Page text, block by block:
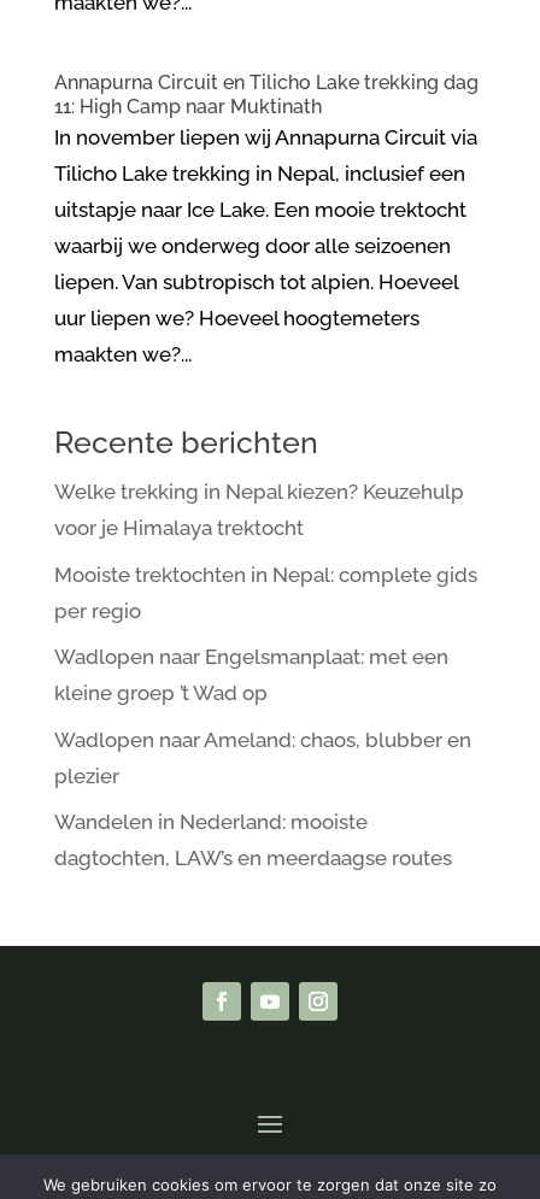
Annapurna Circuit en Tilicho Lake trekking dag
11: High Camp naar Muktinath
In november liepen wij Annapurna Circuit via
Tilicho Lake trekking in Nepal, inclusief een
uitstapje naar Ice Lake. Een mooie trektocht
waarbij we onderweg door alle seizoenen
liepen. Van subtropisch tot alpien. Hoeveel
uur liepen we? Hoeveel hoogtemeters
maakten we?...
Recente berichten
Welke trekking in Nepal kiezen? Keuzehulp
voor je Himalaya trektocht
Mooiste trektochten in Nepal: complete gids
per regio
Wadlopen naar Engelsmanplaat: met een
kleine groep ’t Wad op
Wadlopen naar Ameland: chaos, blubber en
plezier
Wandelen in Nederland: mooiste
dagtochten, LAW’s en meerdaagse routes
We gebruiken cookies om ervoor te zorgen dat onze site zo